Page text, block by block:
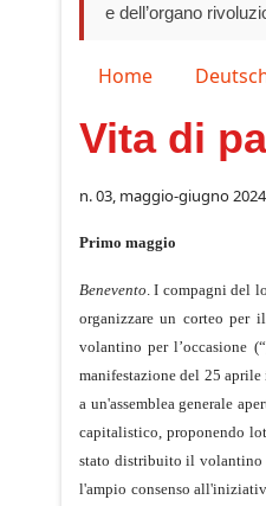
e dell’organo
Seleziona la tua
Home
Vita di
n. 03, maggio-giugno 2024
Primo maggio
Benevento . I compagni del
organizzare un corteo per
volantino per l’occasione
manifestazione del 25
a un'assemblea generale
capitalistico, proponendo
stato distribuito il volantino
l'ampio consenso